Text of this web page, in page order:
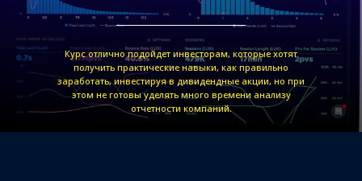
Курс отлично подойдет инвесторам, которые хотят
получить практические навыки, как правильно
заработать, инвестируя в дивидендные акции, но при
этом не готовы уделять много времени анализу
отчетности компаний.